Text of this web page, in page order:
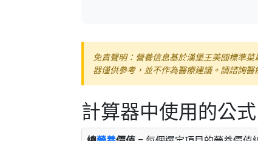
免責聲明：營養信息基於漢堡王美國標準
器僅供參考，並不作為醫療建議。請諮詢
計算器中使用的公式